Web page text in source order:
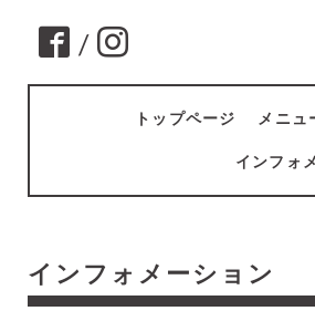
/
トップページ メニュ
インフォ
インフォメーション